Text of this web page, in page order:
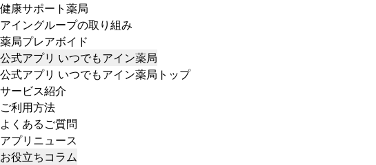
健康サポート薬局
アイングループの取り組み
薬局プレアボイド
公式アプリ いつでもアイン薬局
公式アプリ いつでもアイン薬局トップ
サービス紹介
ご利用方法
よくあるご質問
アプリニュース
お役立ちコラム